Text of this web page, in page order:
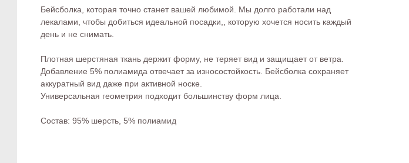
Бейсболка, которая точно станет вашей любимой. Мы долго работали над
лекалами, чтобы добиться идеальной посадки,, которую хочется носить каждый
день и не снимать.
Плотная шерстяная ткань держит форму, не теряет вид и защищает от ветра.
Добавление 5% полиамида отвечает за износостойкость. Бейсболка сохраняет
аккуратный вид даже при активной носке.
Универсальная геометрия подходит большинству форм лица.
Состав: 95% шерсть, 5% полиамид